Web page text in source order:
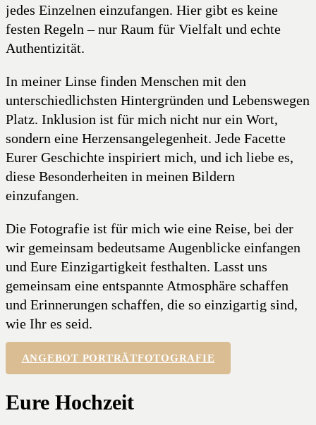
jedes Einzelnen einzufangen. Hier gibt es keine
festen Regeln – nur Raum für Vielfalt und echte
Authentizität.
In meiner Linse finden Menschen mit den
unterschiedlichsten Hintergründen und Lebenswegen
Platz. Inklusion ist für mich nicht nur ein Wort,
sondern eine Herzensangelegenheit. Jede Facette
Eurer Geschichte inspiriert mich, und ich liebe es,
diese Besonderheiten in meinen Bildern
einzufangen.
Die Fotografie ist für mich wie eine Reise, bei der
wir gemeinsam bedeutsame Augenblicke einfangen
und Eure Einzigartigkeit festhalten. Lasst uns
gemeinsam eine entspannte Atmosphäre schaffen
und Erinnerungen schaffen, die so einzigartig sind,
wie Ihr es seid.
ANGEBOT PORTRÄTFOTOGRAFIE
Eure Hochzeit